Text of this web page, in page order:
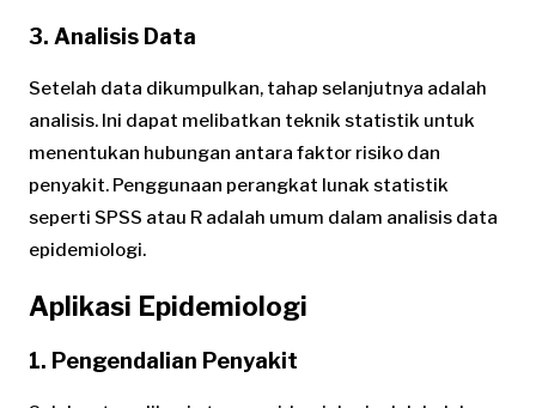
3. Analisis Data
Setelah data dikumpulkan, tahap selanjutnya adalah
analisis. Ini dapat melibatkan teknik statistik untuk
menentukan hubungan antara faktor risiko dan
penyakit. Penggunaan perangkat lunak statistik
seperti SPSS atau R adalah umum dalam analisis data
epidemiologi.
Aplikasi Epidemiologi
1. Pengendalian Penyakit